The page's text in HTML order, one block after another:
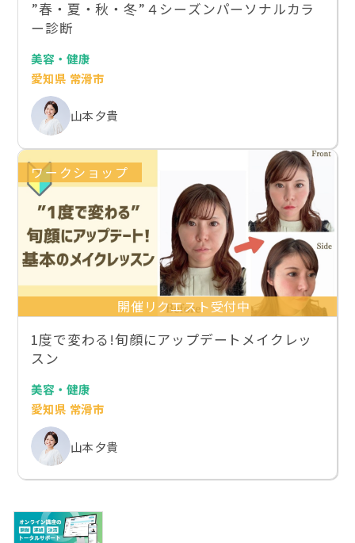
”春・夏・秋・冬”４シーズンパーソナルカラ
ー診断
美容・健康
愛知県 常滑市
山本 夕貴
ワークショップ
開催リクエスト受付中
1度で変わる!旬顔にアップデートメイクレッ
スン
美容・健康
愛知県 常滑市
山本 夕貴